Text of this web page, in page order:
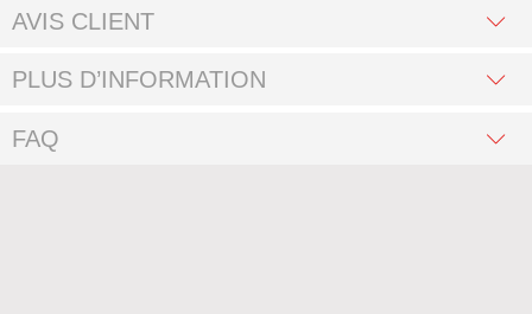
AVIS CLIENT
PLUS D’INFORMATION
FAQ